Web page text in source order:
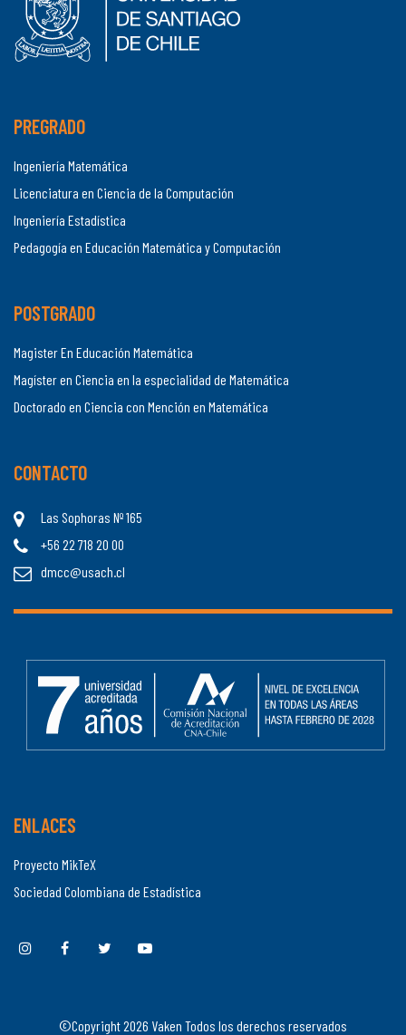
PREGRADO
Ingeniería Matemática
Licenciatura en Ciencia de la Computación
Ingeniería Estadística
Pedagogía en Educación Matemática y Computación
POSTGRADO
Magister En Educación Matemática
Magíster en Ciencia en la especialidad de Matemática
Doctorado en Ciencia con Mención en Matemática
CONTACTO
Las Sophoras Nº 165
+56 22 718 20 00
dmcc@usach.cl
ENLACES
Proyecto MikTeX
Sociedad Colombiana de Estadística
©Copyright2026 Vaken Todos los derechos reservados